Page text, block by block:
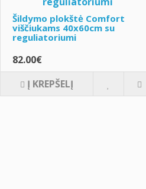
Šildymo plokštė Comfort
viščiukams 40x60cm su
reguliatoriumi
82.00€
Į KREPŠELĮ